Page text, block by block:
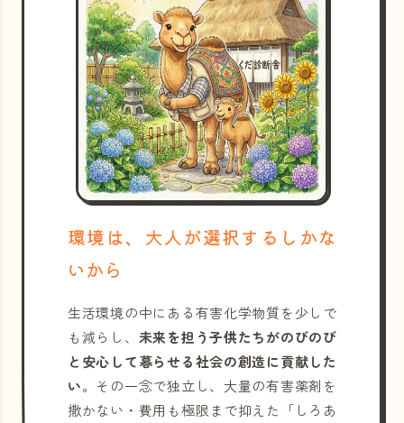
環境は、大人が選択するしかな
いから
生活環境の中にある有害化学物質を少しで
も減らし、 未来を担う子供たちがのびのび
と安心して暮らせる社会の創造に貢献した
い。その一念で独立し、大量の有害薬剤を
撒かない・費用も極限まで抑えた「しろあ